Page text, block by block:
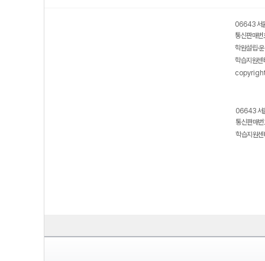
06643 서
통신판매
학원설립·
학습지원
06643 서
통신판매
학습지원